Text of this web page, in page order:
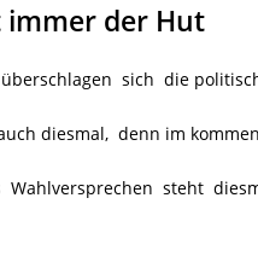
immer der Hut
sich die
diesmal, denn im
steht